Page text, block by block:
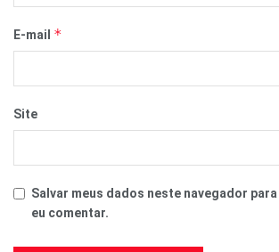
E-mail *
Site
Salvar meus dados neste navegador
eu comentar.